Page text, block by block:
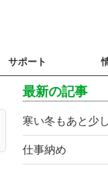
サポート
最新の記事
寒い冬もあと少し
仕事納め